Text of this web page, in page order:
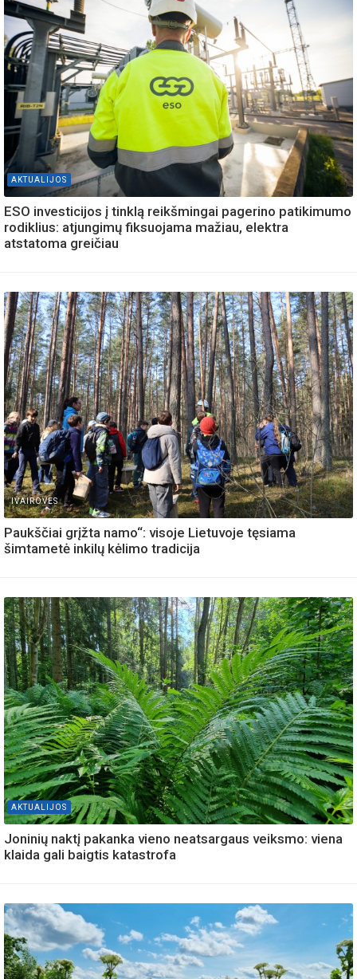
AKTUALIJOS
ESO investicijos į tinklą reikšmingai pagerino patikimumo
rodiklius: atjungimų fiksuojama mažiau, elektra
atstatoma greičiau
IVAIROVES
Paukščiai grįžta namo“: visoje Lietuvoje tęsiama
šimtametė inkilų kėlimo tradicija
AKTUALIJOS
Joninių naktį pakanka vieno neatsargaus veiksmo: viena
klaida gali baigtis katastrofa